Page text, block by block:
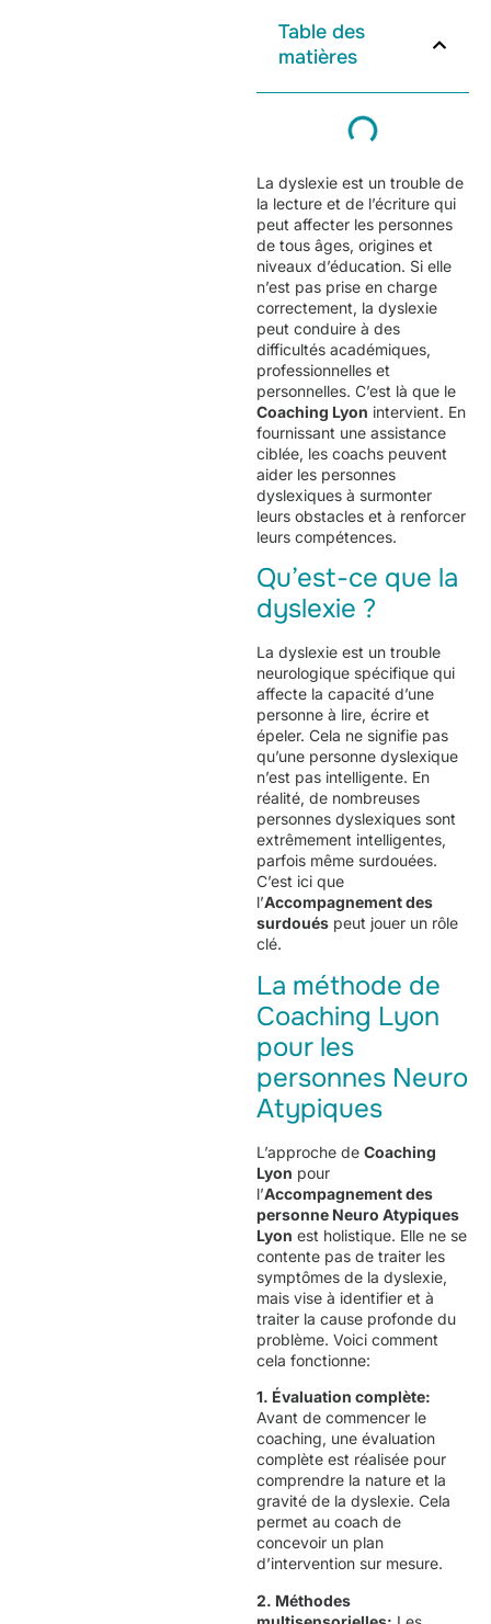
Table des
matières
La dyslexie est un trouble de
la lecture et de l’écriture qui
peut affecter les personnes
de tous âges, origines et
niveaux d’éducation. Si elle
n’est pas prise en charge
correctement, la dyslexie
peut conduire à des
difficultés académiques,
professionnelles et
personnelles. C’est là que le
Coaching Lyon intervient. En
fournissant une assistance
ciblée, les coachs peuvent
aider les personnes
dyslexiques à surmonter
leurs obstacles et à renforcer
leurs compétences.
Qu’est-ce que la
dyslexie ?
La dyslexie est un trouble
neurologique spécifique qui
affecte la capacité d’une
personne à lire, écrire et
épeler. Cela ne signifie pas
qu’une personne dyslexique
n’est pas intelligente. En
réalité, de nombreuses
personnes dyslexiques sont
extrêmement intelligentes,
parfois même surdouées.
C’est ici que
l’Accompagnement des
surdoués peut jouer un rôle
clé.
La méthode de
Coaching Lyon
pour les
personnes Neuro
Atypiques
L’approche de Coaching
Lyon pour
l’Accompagnement des
personne Neuro Atypiques
Lyon est holistique. Elle ne se
contente pas de traiter les
symptômes de la dyslexie,
mais vise à identifier et à
traiter la cause profonde du
problème. Voici comment
cela fonctionne:
1. Évaluation complète:
Avant de commencer le
coaching, une évaluation
complète est réalisée pour
comprendre la nature et la
gravité de la dyslexie. Cela
permet au coach de
concevoir un plan
d’intervention sur mesure.
2. Méthodes